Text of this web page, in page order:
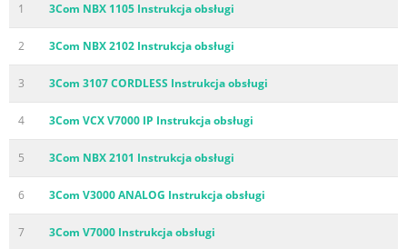
1 3Com NBX 1105 Instrukcja obsługi
2 3Com NBX 2102 Instrukcja obsługi
3 3Com 3107 CORDLESS Instrukcja obsługi
4 3Com VCX V7000 IP Instrukcja obsługi
5 3Com NBX 2101 Instrukcja obsługi
6 3Com V3000 ANALOG Instrukcja obsługi
7 3Com V7000 Instrukcja obsługi